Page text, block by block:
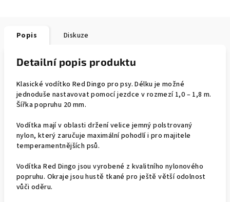
Popis Diskuze
Detailní popis produktu
Klasické vodítko Red Dingo pro psy. Délku je možné
jednoduše nastavovat pomocí jezdce v rozmezí 1,0 – 1,8 m.
Šířka popruhu 20 mm.
Vodítka mají v oblasti držení velice jemný polstrovaný
nylon, který zaručuje maximální pohodlí i pro majitele
temperamentnějších psů.
Vodítka Red Dingo jsou vyrobené z kvalitního nylonového
popruhu. Okraje jsou hustě tkané pro ještě větší odolnost
vůči oděru.